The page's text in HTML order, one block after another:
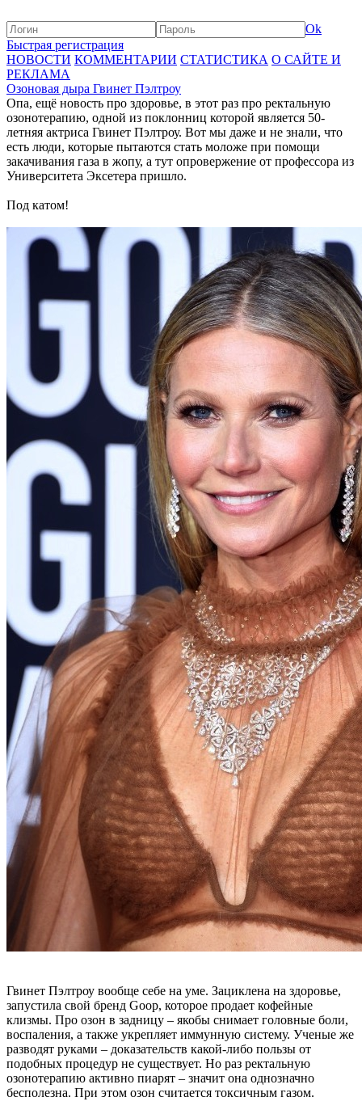
Ok
Быстрая регистрация
НОВОСТИ КОММЕНТАРИИ СТАТИСТИКА О САЙТЕ И
РЕКЛАМА
Озоновая дыра Гвинет Пэлтроу
Опа, ещё новость про здоровье, в этот раз про ректальную
озонотерапию, одной из поклонниц которой является 50-
летняя актриса Гвинет Пэлтроу. Вот мы даже и не знали, что
есть люди, которые пытаются стать моложе при помощи
закачивания газа в жопу, а тут опровержение от профессора из
Университета Эксетера пришло.
Под катом!
Гвинет Пэлтроу вообще себе на уме. Зациклена на здоровье,
запустила свой бренд Goop, которое продает кофейные
клизмы. Про озон в задницу – якобы снимает головные боли,
воспаления, а также укрепляет иммунную систему. Ученые же
разводят руками – доказательств какой-либо пользы от
подобных процедур не существует. Но раз ректальную
озонотерапию активно пиарят – значит она однозначно
бесполезна. При этом озон считается токсичным газом.